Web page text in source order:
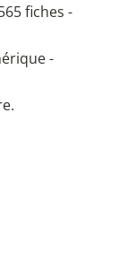
fiches -
-